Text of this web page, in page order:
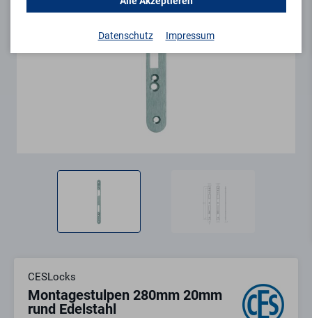
CESLocks
Montagestulpen 280mm 20mm
rund Edelstahl
Datenschutz Impressum